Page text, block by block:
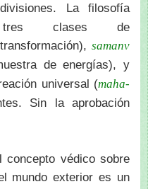
La filosofía
tres clases de
samanv
de energías), y
universal (maha-
Sin la aprobación
concepto védico sobre
mundo exterior es un